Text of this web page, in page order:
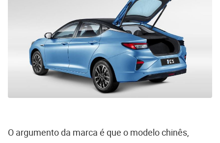
O argumento da marca é que o modelo chinês,